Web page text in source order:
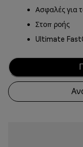
Ασφαλές για
Στοπ ροής
Ultimate